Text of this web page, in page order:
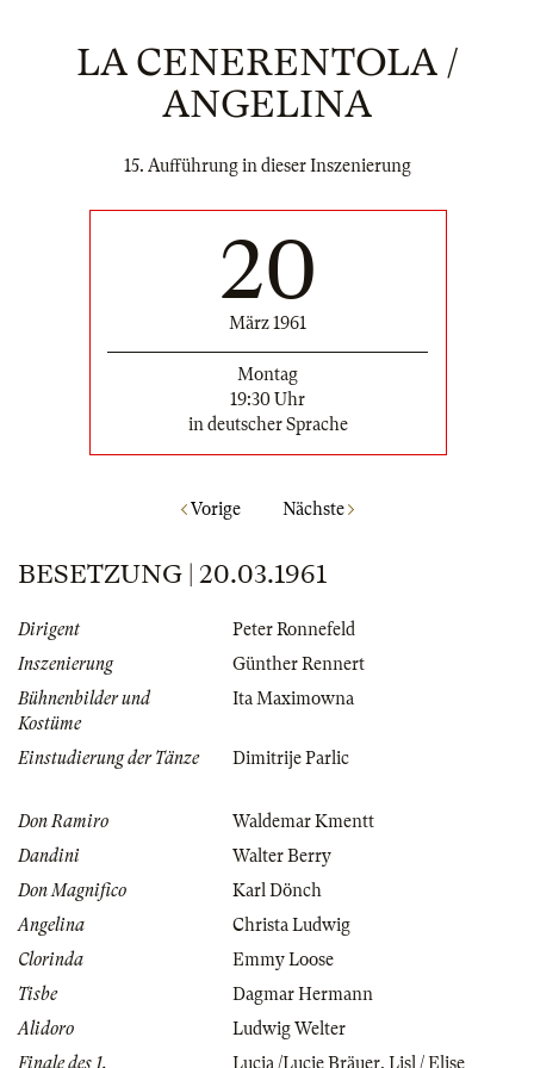
LA CENERENTOLA /
ANGELINA
15. Aufführung in dieser Inszenierung
20
März 1961
Montag
19:30 Uhr
in deutscher Sprache
Vorige Nächste
BESETZUNG | 20.03.1961
Dirigent
Peter Ronnefeld
Inszenierung
Günther Rennert
Bühnenbilder und
Kostüme
Ita Maximowna
Einstudierung der Tänze Dimitrije Parlic
Don Ramiro
Waldemar Kmentt
Dandini
Walter Berry
Don Magnifico
Karl Dönch
Angelina
Christa Ludwig
Clorinda
Emmy Loose
Tisbe
Dagmar Hermann
Alidoro
Ludwig Welter
Finale des 1.
Lucia /Lucie Bräuer, Lisl / Elise